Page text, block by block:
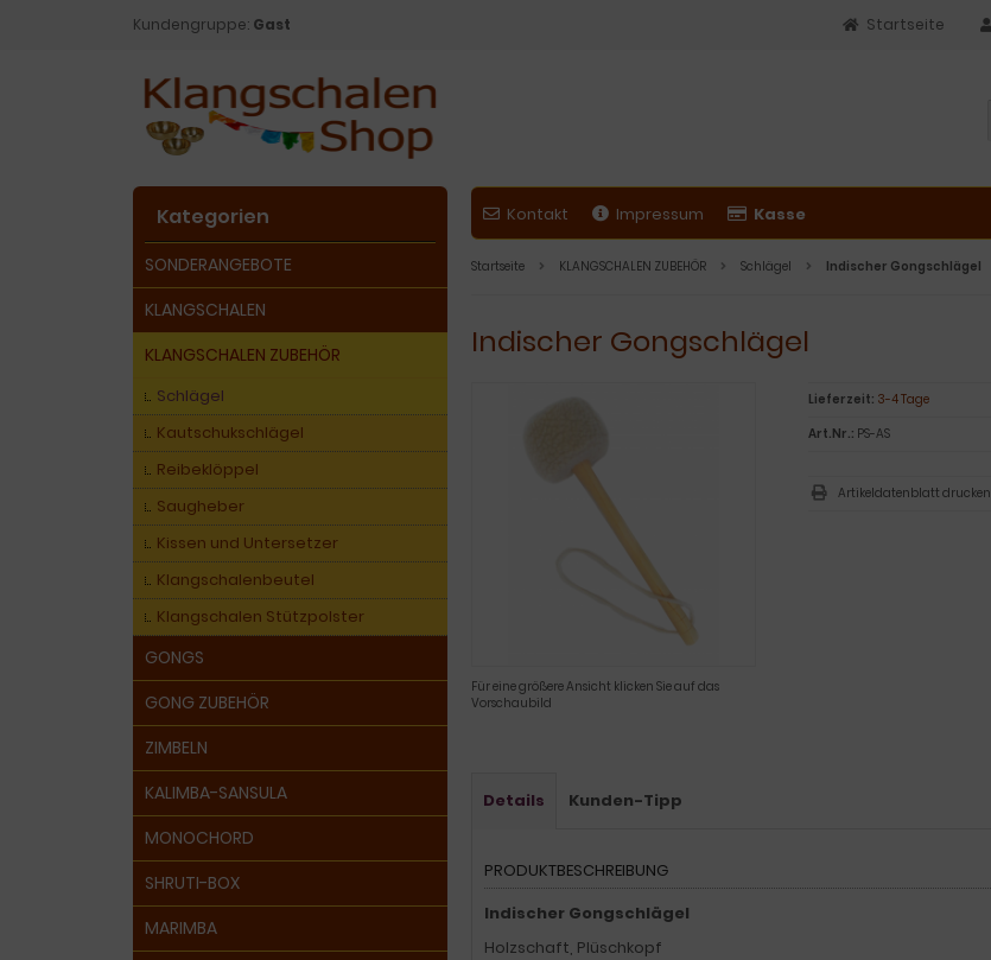
Kundengruppe: Gast Startseite
Kontakt Impressum Kasse
Startseite KLANGSCHALEN ZUBEHÖR Schlägel Indischer Gongschlägel
Indischer Gongschlägel
Für eine größere Ansicht klicken Sie auf das
Vorschaubild
Lieferzeit: 3-4 Tage
Art.Nr.: PS-AS
Artikeldatenblatt drucken
Details Kunden-Tipp
PRODUKTBESCHREIBUNG
Indischer Gongschlägel
Holzschaft, Plüschkopf
Kategorien
SONDERANGEBOTE
KLANGSCHALEN
KLANGSCHALEN ZUBEHÖR
Schlägel
Kautschukschlägel
Reibeklöppel
Saugheber
Kissen und Untersetzer
Klangschalenbeutel
Klangschalen Stützpolster
GONGS
GONG ZUBEHÖR
ZIMBELN
KALIMBA-SANSULA
MONOCHORD
SHRUTI-BOX
MARIMBA